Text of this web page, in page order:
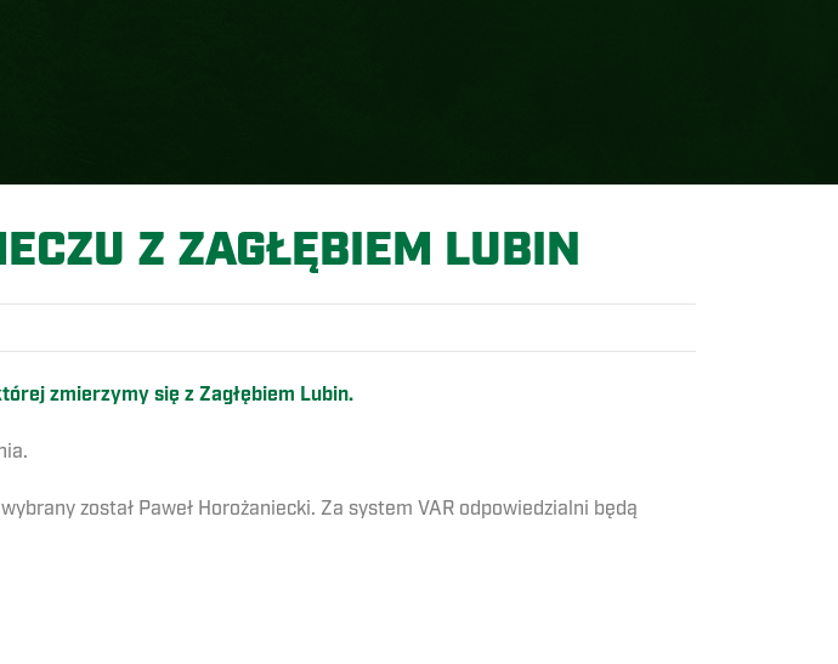
Z ZAGŁĘBIEM LUBIN
zmierzymy się z Zagłębiem Lubin.
został Paweł Horożaniecki. Za system VAR odpowiedzialni będą